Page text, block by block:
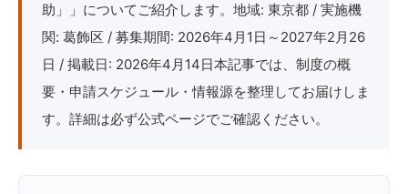
助」」についてご紹介します。地域: 東京都 / 実施機
関: 葛飾区 / 募集期間: 2026年4月1日～2027年2月26
日 / 掲載日: 2026年4月14日本記事では、制度の概
要・申請スケジュール・情報源を整理してお届けしま
す。詳細は必ず公式ページでご確認ください。